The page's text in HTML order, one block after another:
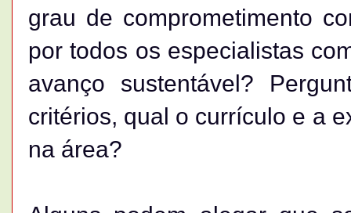
grau de comprometimento
por todos os especialistas
avanço sustentável?
critérios, qual o currículo e a
na área?